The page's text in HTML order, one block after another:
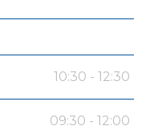
10:30 - 12:30
09:30 - 12:00